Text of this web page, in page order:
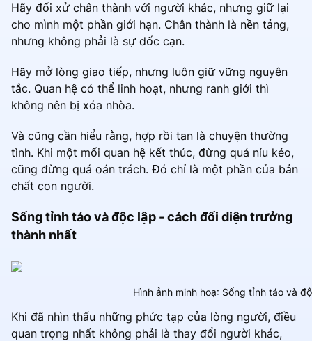
Hãy đối xử chân thành với người khác, nhưng giữ lại
cho mình một phần giới hạn. Chân thành là nền tảng,
nhưng không phải là sự dốc cạn.
Hãy mở lòng giao tiếp, nhưng luôn giữ vững nguyên
tắc. Quan hệ có thể linh hoạt, nhưng ranh giới thì
không nên bị xóa nhòa.
Và cũng cần hiểu rằng, hợp rồi tan là chuyện thường
tình. Khi một mối quan hệ kết thúc, đừng quá níu kéo,
cũng đừng quá oán trách. Đó chỉ là một phần của bản
chất con người.
Sống tỉnh táo và độc lập - cách đối diện trưởng
thành nhất
Hình ảnh minh hoạ: Sống tỉnh táo và
Khi đã nhìn thấu những phức tạp của lòng người, điều
quan trọng nhất không phải là thay đổi người khác,